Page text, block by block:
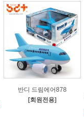
반디 드림에어878
[회원전용]